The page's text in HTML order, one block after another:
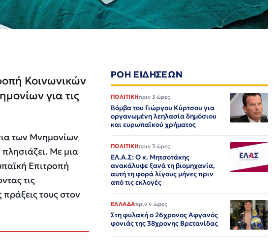
Κοινωνικών
για τις
των Μνημονίων
Με μια
Επιτροπή
τις
πράξεις τους στον
ΡΟΗ ΕΙΔΗΣΕΩΝ
ΠΟΛΙΤΙΚΗπριν 3 ώρες
Βόμβα του Γιώργου Κύρτσου για
οργανωμένη λεηλασία δημόσιου
και ευρωπαϊκού χρήματος
ΠΟΛΙΤΙΚΗπριν 3 ώρες
ΕΛ.Α.Σ: Ο κ. Μητσοτάκης
ανακάλυψε ξανά τη βιομηχανία,
αυτή τη φορά λίγους μήνες πριν
από τις εκλογές
ΕΛΛΑΔΑπριν 4 ώρες
Στη φυλακή ο 26χρονος Αφγανός
φονιάς της 38χρονης Βρετανίδας